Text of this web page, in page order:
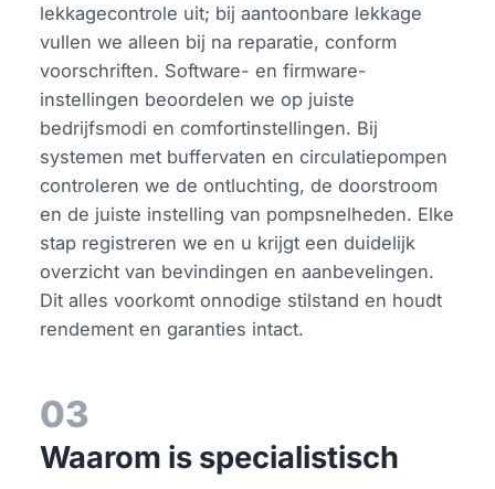
lekkagecontrole uit; bij aantoonbare lekkage
vullen we alleen bij na reparatie, conform
voorschriften. Software- en firmware-
instellingen beoordelen we op juiste
bedrijfsmodi en comfortinstellingen. Bij
systemen met buffervaten en circulatiepompen
controleren we de ontluchting, de doorstroom
en de juiste instelling van pompsnelheden. Elke
stap registreren we en u krijgt een duidelijk
overzicht van bevindingen en aanbevelingen.
Dit alles voorkomt onnodige stilstand en houdt
rendement en garanties intact.
03
Waarom is specialistisch